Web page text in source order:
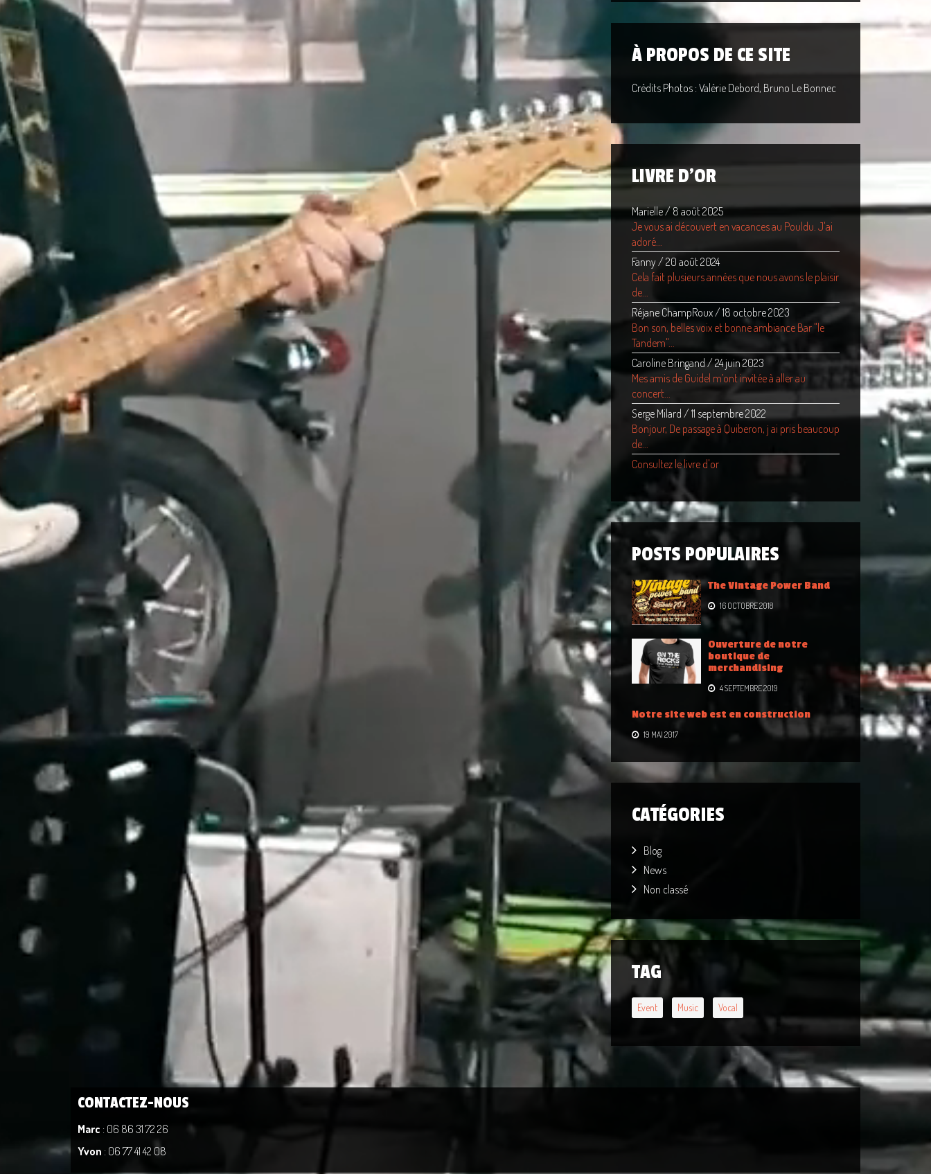
À PROPOS DE CE SITE
Crédits Photos : Valérie Debord, Bruno Le Bonnec
LIVRE D'OR
Marielle/8 août 2025
Je vous ai découvert en vacances au Pouldu. J'ai
adoré...
Fanny/20 août 2024
Cela fait plusieurs années que nous avons le plaisir
de...
Réjane ChampRoux/ 18 octobre 2023
Bon son, belles voix et bonne ambiance Bar "le
Tandem"...
Caroline Bringand/24 juin 2023
Mes amis de Guidel m’ont invitée à aller au
concert...
Serge Milard / 11 septembre 2022
Bonjour, De passage à Quiberon, j ai pris beaucoup
de...
Consultez le livre d'or
POSTS POPULAIRES
The Vintage Power Band
16 OCTOBRE 2018
Ouverture de notre
boutique de
merchandising
4 SEPTEMBRE 2019
Notre site web est en construction
19 MAI 2017
CATÉGORIES
Blog
News
Non classé
TAG
Event Music Vocal
CONTACTEZ-NOUS
Marc : 06 86 31 72 26
Yvon : 06 77 41 42 08